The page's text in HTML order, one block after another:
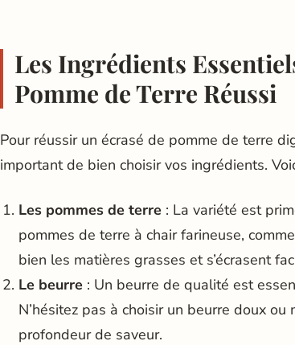
Les Ingrédients
Pomme de Terre Réussi
Pour réussir un écrasé de pomme de terre
important de bien choisir vos ingrédients.
Les pommes de terre: La variété est
pommes de terre à chair farineuse,
bien les matières grasses et s’écrasent
Le beurre: Un beurre de qualité est
N’hésitez pas à choisir un beurre doux
profondeur de saveur.